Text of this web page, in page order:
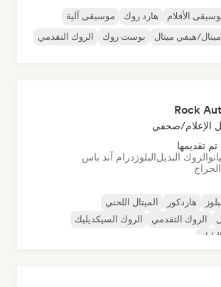
الأفلام هارد روك
موسيقى آلية
ميتال/هيفي ميتال بوست روك الروك التقدمي
Rock
الإعلام/صحفي
الروك البديلالبلوز درام آند باس
هاردكور
الميتال اللحني
الروك التقدمي
الروك السيكديليك